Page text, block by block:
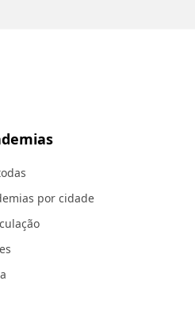
por cidade